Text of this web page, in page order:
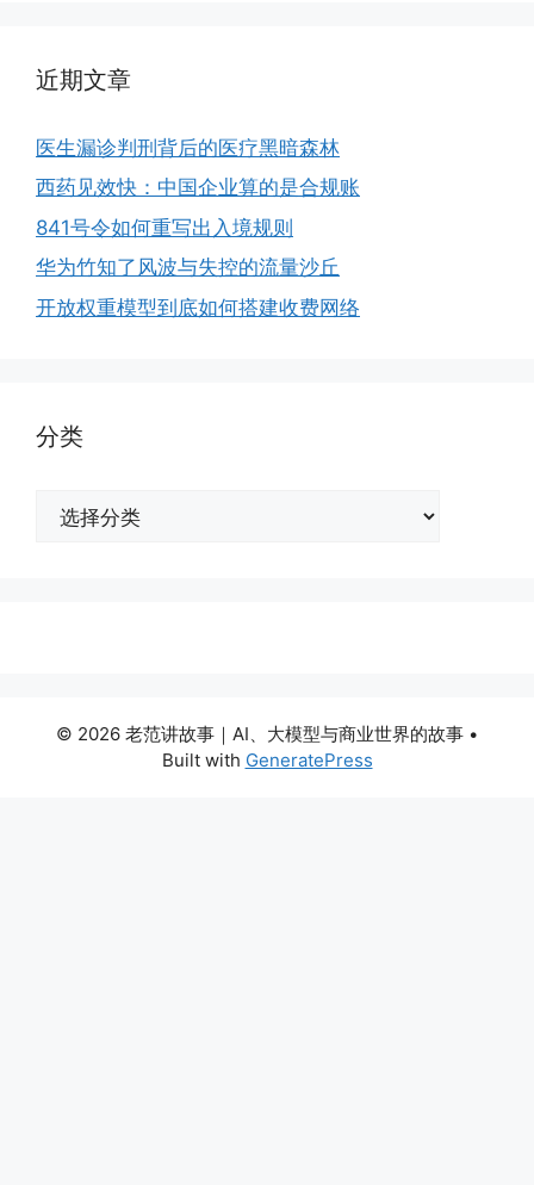
近期文章
医生漏诊判刑背后的医疗黑暗森林
西药见效快：中国企业算的是合规账
841号令如何重写出入境规则
华为竹知了风波与失控的流量沙丘
开放权重模型到底如何搭建收费网络
分类
© 2026 老范讲故事｜AI、大模型与商业世界的故事 •
Built with GeneratePress